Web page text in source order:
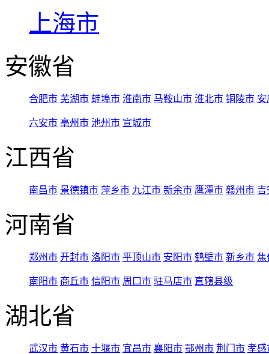
上海市
安徽省
合肥市 芜湖市 蚌埠市 淮南市 马鞍山市 淮北市 铜陵市 安
六安市 亳州市 池州市 宣城市
江西省
南昌市 景德镇市 萍乡市 九江市 新余市 鹰潭市 赣州市 吉
河南省
郑州市 开封市 洛阳市 平顶山市 安阳市 鹤壁市 新乡市 焦
南阳市 商丘市 信阳市 周口市 驻马店市 直辖县级
湖北省
武汉市 黄石市 十堰市 宜昌市 襄阳市 鄂州市 荆门市 孝感